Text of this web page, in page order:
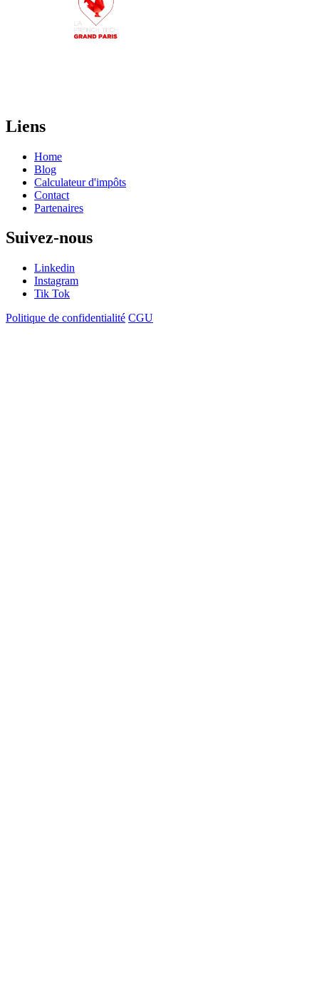
Liens
Home
Blog
Calculateur d'impôts
Contact
Partenaires
Suivez-nous
Linkedin
Instagram
Tik Tok
Politique de confidentialité CGU